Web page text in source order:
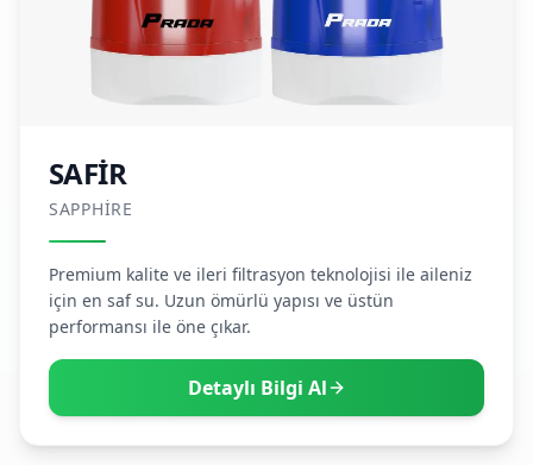
SAFİR
SAPPHIRE
Premium kalite ve ileri filtrasyon teknolojisi ile aileniz
için en saf su. Uzun ömürlü yapısı ve üstün
performansı ile öne çıkar.
Detaylı Bilgi Al